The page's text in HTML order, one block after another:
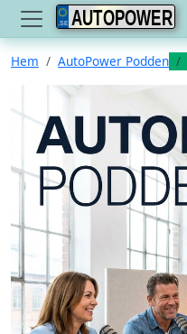
AUTOPOWER
Hem AutoPower Podden